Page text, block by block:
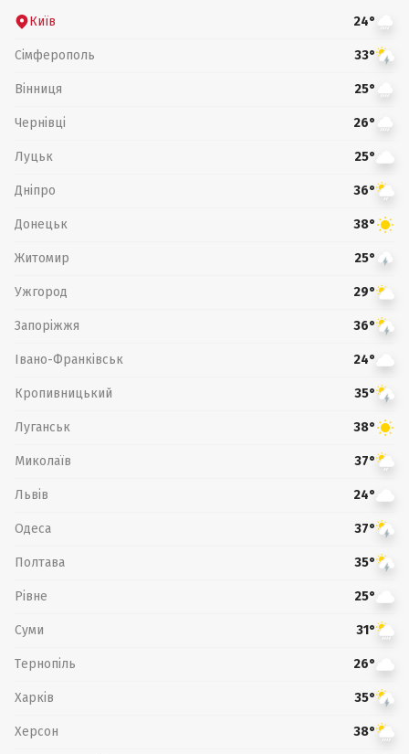
Київ 24°
Сімферополь 33°
Вінниця 25°
Чернівці 26°
Луцьк 25°
Дніпро 36°
Донецьк 38°
Житомир 25°
Ужгород 29°
Запоріжжя 36°
Івано-Франківськ 24°
Кропивницький 35°
Луганськ 38°
Миколаїв 37°
Львів 24°
Одеса 37°
Полтава 35°
Рівне 25°
Суми 31°
Тернопіль 26°
Харків 35°
Херсон 38°